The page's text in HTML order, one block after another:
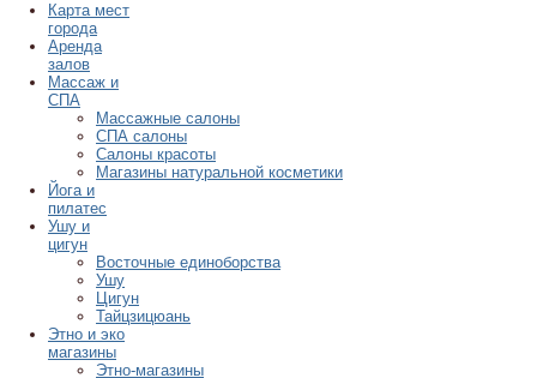
Карта мест
города
Аренда
залов
Массаж и
СПА
Массажные салоны
СПА салоны
Салоны красоты
Магазины натуральной косметики
Йога и
пилатес
Ушу и
цигун
Восточные единоборства
Ушу
Цигун
Тайцзицюань
Этно и эко
магазины
Этно-магазины